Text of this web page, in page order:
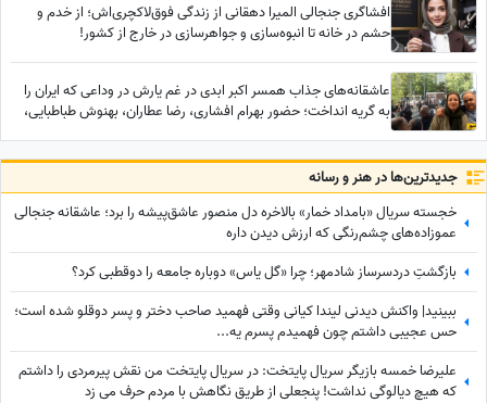
افشاگری جنجالی المیرا دهقانی از زندگی فوق‌لاکچری‌اش؛ از خدم و
حشم در خانه تا انبوه‌سازی و جواهرسازی در خارج از کشور!
عاشقانه‌های جذاب همسر اکبر ابدی در غم یارش در وداعی که ایران را
به گریه انداخت؛ حضور بهرام افشاری، رضا عطاران، بهنوش طباطبایی،
جدید‌ترین‌ها در هنر و رسانه
خجسته سریال «بامداد خمار» بالاخره دل منصور عاشق‌پیشه را برد؛ عاشقانه جنجالی
عموزاده‌های چشم‌رنگی که ارزش دیدن داره
بازگشتِ دردسرساز شادمهر؛ چرا «گل یاس» دوباره جامعه را دو‌قطبی کرد؟
ببینید| واکنش دیدنی لیندا کیانی وقتی فهمید صاحب دختر و پسر دوقلو شده است؛
حس عجیبی داشتم چون فهمیدم پسرم یه...
علیرضا خمسه بازیگر سریال پایتخت: در سریال پایتخت من نقش پیرمردی را داشتم
که هیچ دیالوگی نداشت! پنجعلی از طریق نگاهش با مردم حرف می زد